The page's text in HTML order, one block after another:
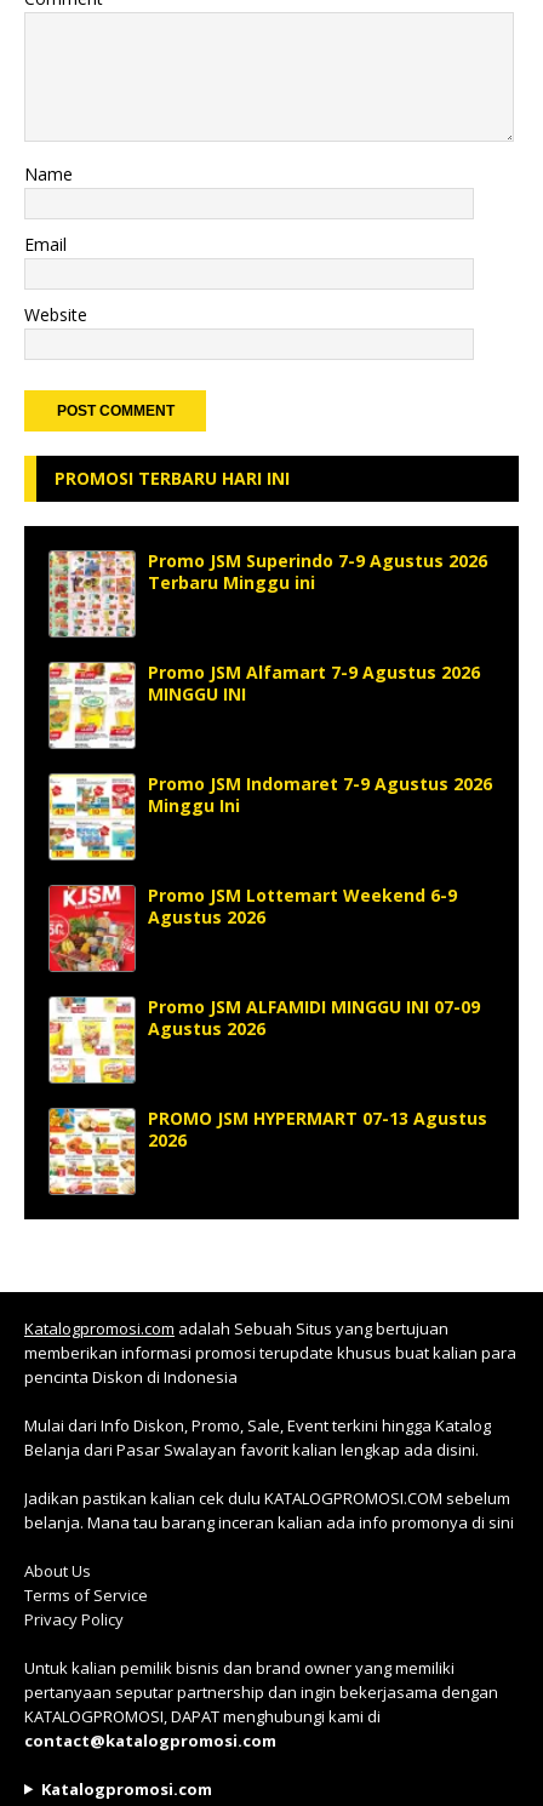
Name
Email
Website
PROMOSI TERBARU HARI INI
Promo JSM Superindo 7-9 Agustus 2026
Terbaru Minggu ini
Promo JSM Alfamart 7-9 Agustus 2026
MINGGU INI
Promo JSM Indomaret 7-9 Agustus 2026
Minggu Ini
Promo JSM Lottemart Weekend 6-9
Agustus 2026
Promo JSM ALFAMIDI MINGGU INI 07-09
Agustus 2026
PROMO JSM HYPERMART 07-13 Agustus
2026
Katalogpromosi.com adalah Sebuah Situs yang bertujuan
memberikan informasi promosi terupdate khusus buat kalian para
pencinta Diskon di Indonesia
Mulai dari Info Diskon, Promo, Sale, Event terkini hingga Katalog
Belanja dari Pasar Swalayan favorit kalian lengkap ada disini.
Jadikan pastikan kalian cek dulu KATALOGPROMOSI.COM sebelum
belanja. Mana tau barang inceran kalian ada info promonya di sini
About Us
Terms of Service
Privacy Policy
Untuk kalian pemilik bisnis dan brand owner yang memiliki
pertanyaan seputar partnership dan ingin bekerjasama dengan
KATALOGPROMOSI, DAPAT menghubungi kami di
contact@katalogpromosi.com
Katalogpromosi.com